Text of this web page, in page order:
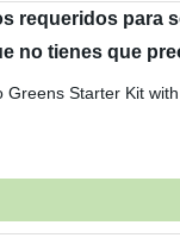
requeridos para
no tienes que